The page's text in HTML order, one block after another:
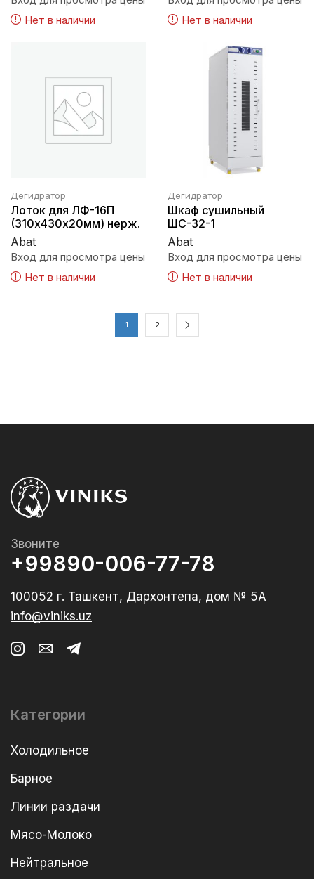
Нет в наличии Нет в наличии
Дегидратор
Лоток для ЛФ-16П
(310х430х20мм) нерж.
Abat
Вход для просмотра цены
Нет в наличии
Дегидратор
Шкаф сушильный
ШС-32-1
Abat
Вход для просмотра цены
Нет в наличии
1 2
Звоните
+99890-006-77-78
100052 г. Ташкент, Дархонтепа, дом № 5А
info@viniks.uz
Категории
Холодильное
Барное
Линии раздачи
Мясо-Молоко
Нейтральное